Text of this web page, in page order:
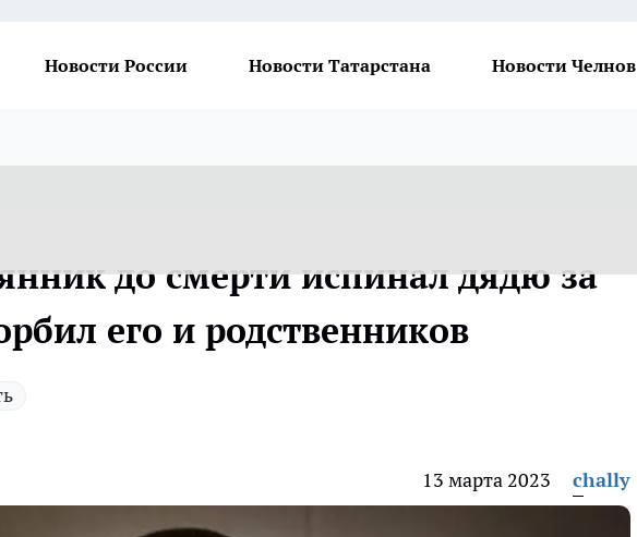
Новости России Новости Татарстана Новости Челнов
до смерти испинал дядю за
его и родственников
13 марта 2023 chally